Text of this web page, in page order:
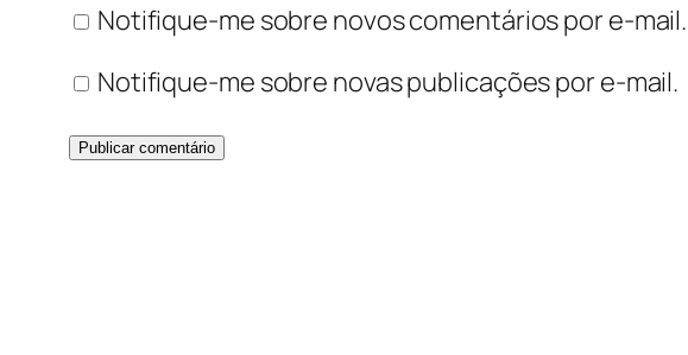
Notifique-me sobre novos comentários por e-mail.
Notifique-me sobre novas publicações por e-mail.